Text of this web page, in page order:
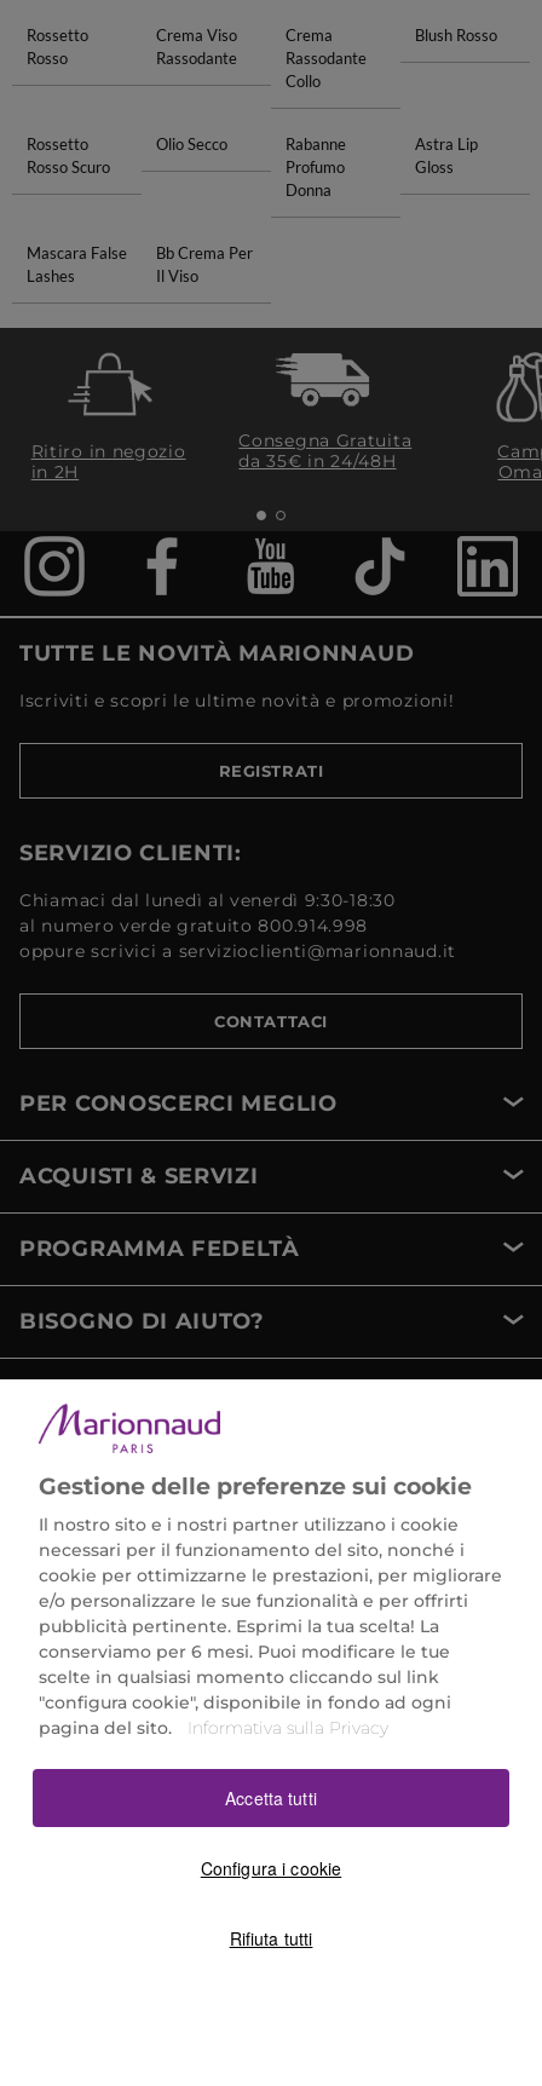
Rossetto
Rosso
Crema Viso
Rassodante
Crema
Rassodante
Collo
Blush Rosso
Rossetto
Rosso Scuro
Olio Secco
Rabanne
Profumo
Donna
Astra Lip
Gloss
Mascara False
Lashes
Bb Crema Per
Il Viso
Ritiro in negozio
in 2H
Consegna Gratuita
da 35€​ in 24/48H
TUTTE LE NOVITÀ MARIONNAUD
Iscriviti e scopri le ultime novità e promozioni!
REGISTRATI
SERVIZIO CLIENTI:
Chiamaci dal lunedì al venerdì 9:30-18:30
al numero verde gratuito 800.914.998
oppure scrivici a servizioclienti@marionnaud.it
CONTATTACI
PER CONOSCERCI MEGLIO
ACQUISTI & SERVIZI
PROGRAMMA FEDELTÀ
BISOGNO DI AIUTO?
Marionnaud Parfumeries Italia S.r.l.
Largo Fiera Milano 5, 20017 Rho (MI)
REA Milano 1650024 con P.IVA 13425220152.
SCARICA LA NOSTRA APP
Gestione delle preferenze sui cookie
Il nostro sito e i nostri partner utilizzano i cookie
necessari per il funzionamento del sito, nonché i
cookie per ottimizzarne le prestazioni, per migliorare
e/o personalizzare le sue funzionalità e per offrirti
pubblicità pertinente. Esprimi la tua scelta! La
conserviamo per 6 mesi. Puoi modificare le tue
scelte in qualsiasi momento cliccando sul link
"configura cookie", disponibile in fondo ad ogni
pagina del sito.
Informativa sulla Privacy
Configura i cookie
Rifiuta tutti
Accetta tutti